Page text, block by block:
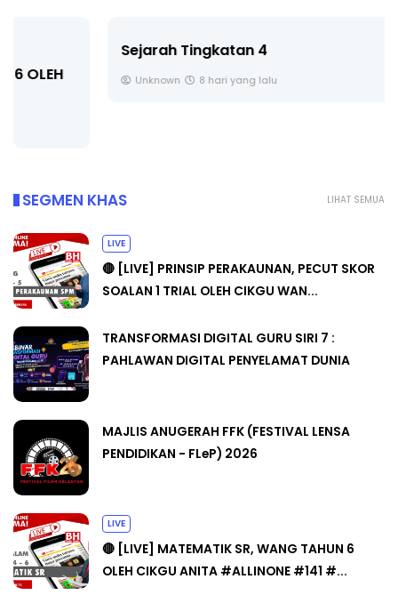
Sejarah Tingkatan 4
Unknown 8 hari yang lalu
LIHAT SEMUA
SEGMEN KHAS
LIVE
🔴 [LIVE] PRINSIP PERAKAUNAN, PECUT SKOR
SOALAN 1 TRIAL OLEH CIKGU WAN...
TRANSFORMASI DIGITAL GURU SIRI 7 :
PAHLAWAN DIGITAL PENYELAMAT DUNIA
MAJLIS ANUGERAH FFK (FESTIVAL LENSA
PENDIDIKAN - FLeP) 2026
LIVE
🔴 [LIVE] MATEMATIK SR, WANG TAHUN 6
OLEH CIKGU ANITA #ALLINONE #141 #...